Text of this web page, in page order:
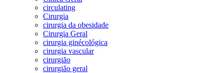
circulating
Cirurgia
cirurgia da obesidade
Cirurgia Geral
cirurgia ginécológica
cirurgia vascular
cirurgião
cirurgião geral